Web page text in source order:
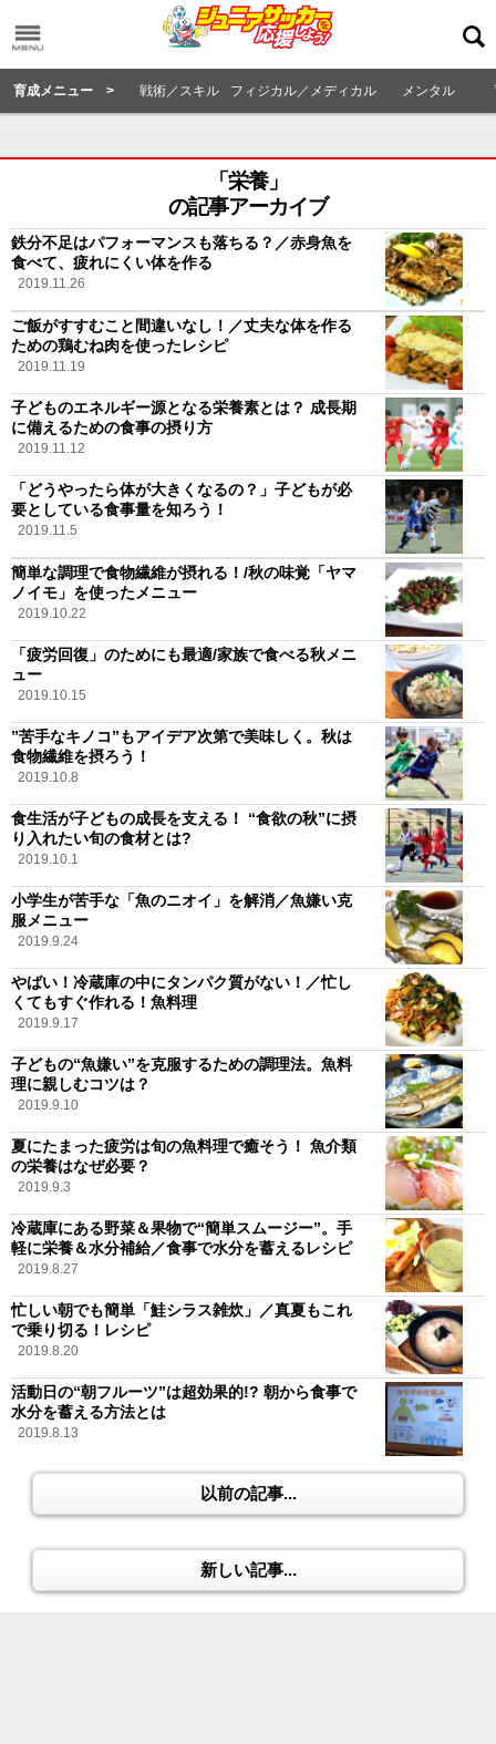
育成メニュー > 戦術／スキル フィジカル／メディカル メンタル
「栄養」
の記事アーカイブ
鉄分不足はパフォーマンスも落ちる？／赤身魚を
食べて、疲れにくい体を作る
2019.11.26
ご飯がすすむこと間違いなし！／丈夫な体を作る
ための鶏むね肉を使ったレシピ
2019.11.19
子どものエネルギー源となる栄養素とは？ 成長期
に備えるための食事の摂り方
2019.11.12
「どうやったら体が大きくなるの？」子どもが必
要としている食事量を知ろう！
2019.11.5
簡単な調理で食物繊維が摂れる！/秋の味覚「ヤマ
ノイモ」を使ったメニュー
2019.10.22
「疲労回復」のためにも最適/家族で食べる秋メニ
ュー
2019.10.15
”苦手なキノコ”もアイデア次第で美味しく。秋は
食物繊維を摂ろう！
2019.10.8
食生活が子どもの成長を支える！ “食欲の秋”に摂
り入れたい旬の食材とは?
2019.10.1
小学生が苦手な「魚のニオイ」を解消／魚嫌い克
服メニュー
2019.9.24
やばい！冷蔵庫の中にタンパク質がない！／忙し
くてもすぐ作れる！魚料理
2019.9.17
子どもの“魚嫌い”を克服するための調理法。魚料
理に親しむコツは？
2019.9.10
夏にたまった疲労は旬の魚料理で癒そう！ 魚介類
の栄養はなぜ必要？
2019.9.3
冷蔵庫にある野菜＆果物で“簡単スムージー”。手
軽に栄養＆水分補給／食事で水分を蓄えるレシピ
2019.8.27
忙しい朝でも簡単「鮭シラス雑炊」／真夏もこれ
で乗り切る！レシピ
2019.8.20
活動日の“朝フルーツ”は超効果的!? 朝から食事で
水分を蓄える方法とは
2019.8.13
以前の記事...
新しい記事...